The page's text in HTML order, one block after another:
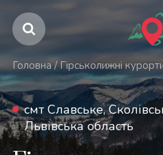
Головна / Гірськолижні
смт Славське,
Львівська область